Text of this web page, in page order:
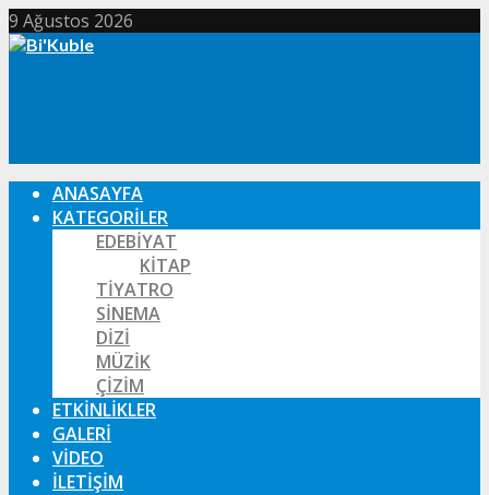
9 Ağustos 2026
ANASAYFA
KATEGORILER
EDEBIYAT
KITAP
TIYATRO
SINEMA
DIZI
MÜZIK
ÇIZIM
ETKINLIKLER
GALERI
VIDEO
İLETIŞIM